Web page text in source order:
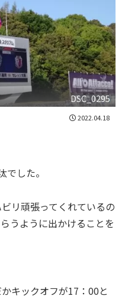
DSC_0295
2022.04.18
した。
リ頑張ってくれているの
うように出かけることを
キックオフが17：00と